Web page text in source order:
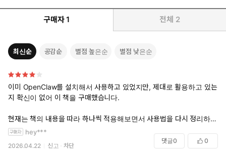
구매자 1 전체 2
최신순 공감순 별점 높은순 별점 낮은순
이미 OpenClaw를 설치해서 사용하고 있었지만, 제대로 활용하고 있는
지 확신이 없어 이 책을 구매했습니다.
현재는 책의 내용을 따라 하나씩 적용해보면서 사용법을 다시 정리하고
있는데, 막연하게 쓰던 것보다 훨씬 구조적으로 이해하는 데 도움이 되고
hey***
2026.04.22 신고 차단
댓글0 0